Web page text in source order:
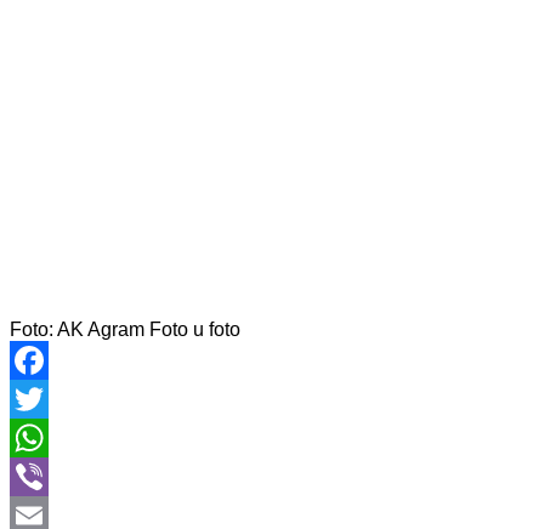
Foto: AK Agram Foto u foto
Facebook
Twitter
WhatsApp
Viber